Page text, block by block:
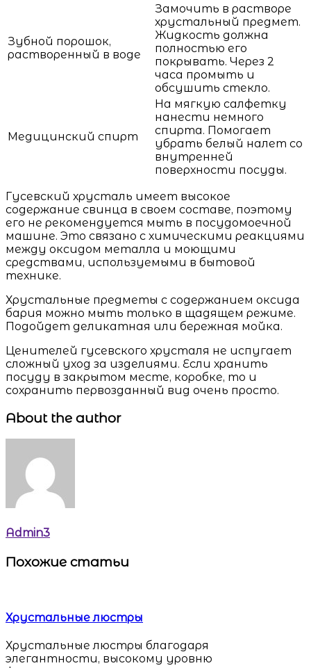
Зубной порошок,
растворенный в воде
Замочить в растворе
хрустальный предмет.
Жидкость должна
полностью его
покрывать. Через 2
часа промыть и
обсушить стекло.
Медицинский спирт
На мягкую салфетку
нанести немного
спирта. Помогает
убрать белый налет со
внутренней
поверхности посуды.
Гусевский хрусталь имеет высокое
содержание свинца в своем составе, поэтому
его не рекомендуется мыть в посудомоечной
машине. Это связано с химическими реакциями
между оксидом металла и моющими
средствами, используемыми в бытовой
технике.
Хрустальные предметы с содержанием оксида
бария можно мыть только в щадящем режиме.
Подойдет деликатная или бережная мойка.
Ценителей гусевского хрусталя не испугает
сложный уход за изделиями. Если хранить
посуду в закрытом месте, коробке, то и
сохранить первозданный вид очень просто.
About the author
Admin3
Похожие статьи
Хрустальные люстры
Хрустальные люстры благодаря
элегантности, высокому уровню